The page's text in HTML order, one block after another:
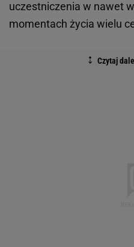
uczestniczenia w nawet
momentach życia wielu